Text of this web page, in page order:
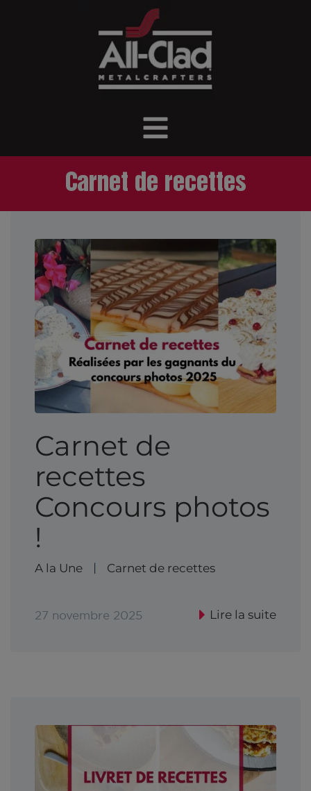
Carnet de recettes
Carnet de
recettes
Concours photos
!
A la Une Carnet de recettes
27 novembre 2025 Lire la suite